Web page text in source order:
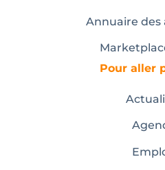
Annuaire des
Pour aller